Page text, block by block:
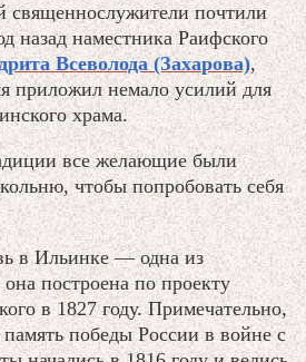
священнослужители почтили
назад наместника Раифского
Всеволода (Захарова),
приложил немало усилий для
храма.
все желающие были
чтобы попробовать себя
в Ильинке — одна из
построена по проекту
в 1827 году. Примечательно,
победы России в войне с